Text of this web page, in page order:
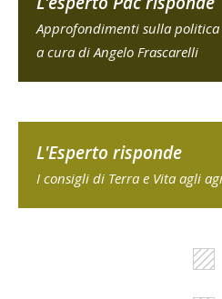
Approfondimenti sulla
a cura di Angelo Frascarelli
L'Esperto risponde
I consigli di Terra e Vita agli